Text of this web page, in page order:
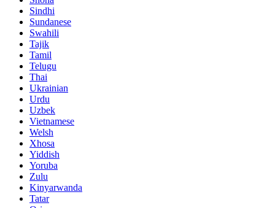
Sindhi
Sundanese
Swahili
Tajik
Tamil
Telugu
Thai
Ukrainian
Urdu
Uzbek
Vietnamese
Welsh
Xhosa
Yiddish
Yoruba
Zulu
Kinyarwanda
Tatar